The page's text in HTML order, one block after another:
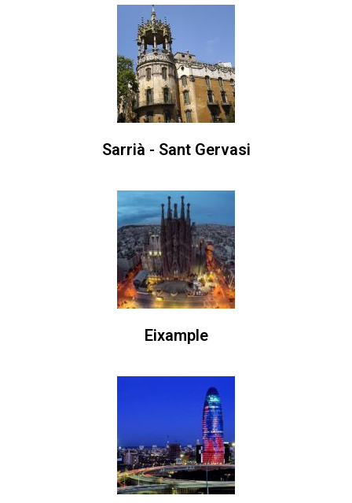
Sarrià - Sant Gervasi
Eixample